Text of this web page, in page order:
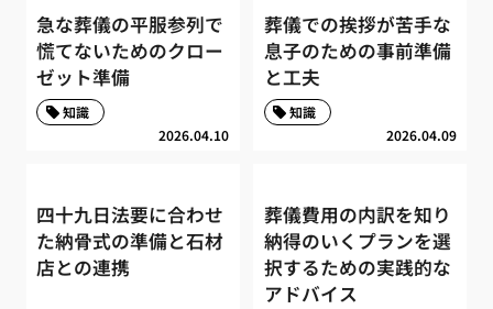
急な葬儀の平服参列で
慌てないためのクロー
ゼット準備
2026.04.10
知識
葬儀での挨拶が苦手な
息子のための事前準備
と工夫
2026.04.09
知識
四十九日法要に合わせ
た納骨式の準備と石材
店との連携
葬儀費用の内訳を知り
納得のいくプランを選
択するための実践的な
アドバイス